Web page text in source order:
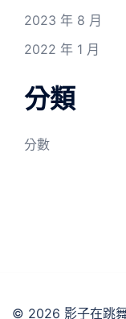
2023 年 8 月
2022 年 1 月
分類
分數
© 2026 影子在跳